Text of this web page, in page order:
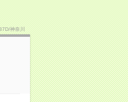
神奈川